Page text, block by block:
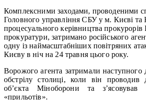
Комплексними заходами, проводеними
Головного управління СБУ у м. Києві та
процесуального керівництва прокурорів
прокуратури, затримано російського
одну із наймасштабніших повітряних
Києву в ніч на 24 травня цього року.
Ворожого агента затримали наступного
обстрілу столиці, коли він проводив
об’єкта Міноборони та з’ясовував
«прильотів».